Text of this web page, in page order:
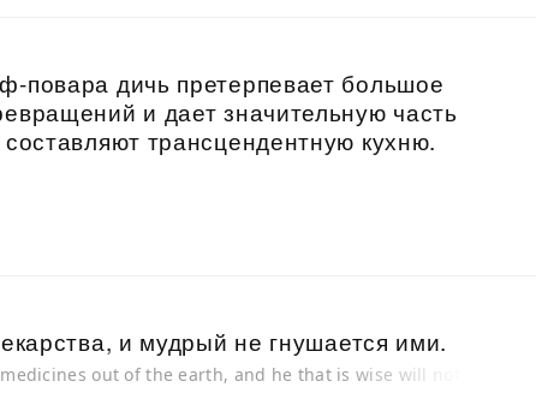
повара дичь претерпевает большое
и дает значительную часть
трансцендентную кухню.
и мудрый не гнушается ими.
out of the earth, and he that is wise will not abhor